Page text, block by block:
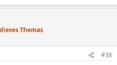
Themas
#38